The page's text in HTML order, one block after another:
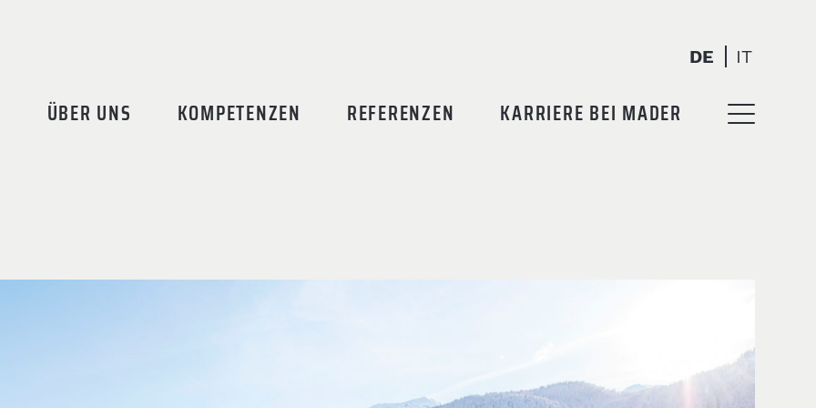
ÜBER UNS KOMPETENZEN REFERENZEN KARRIERE BEI MADER
DE IT